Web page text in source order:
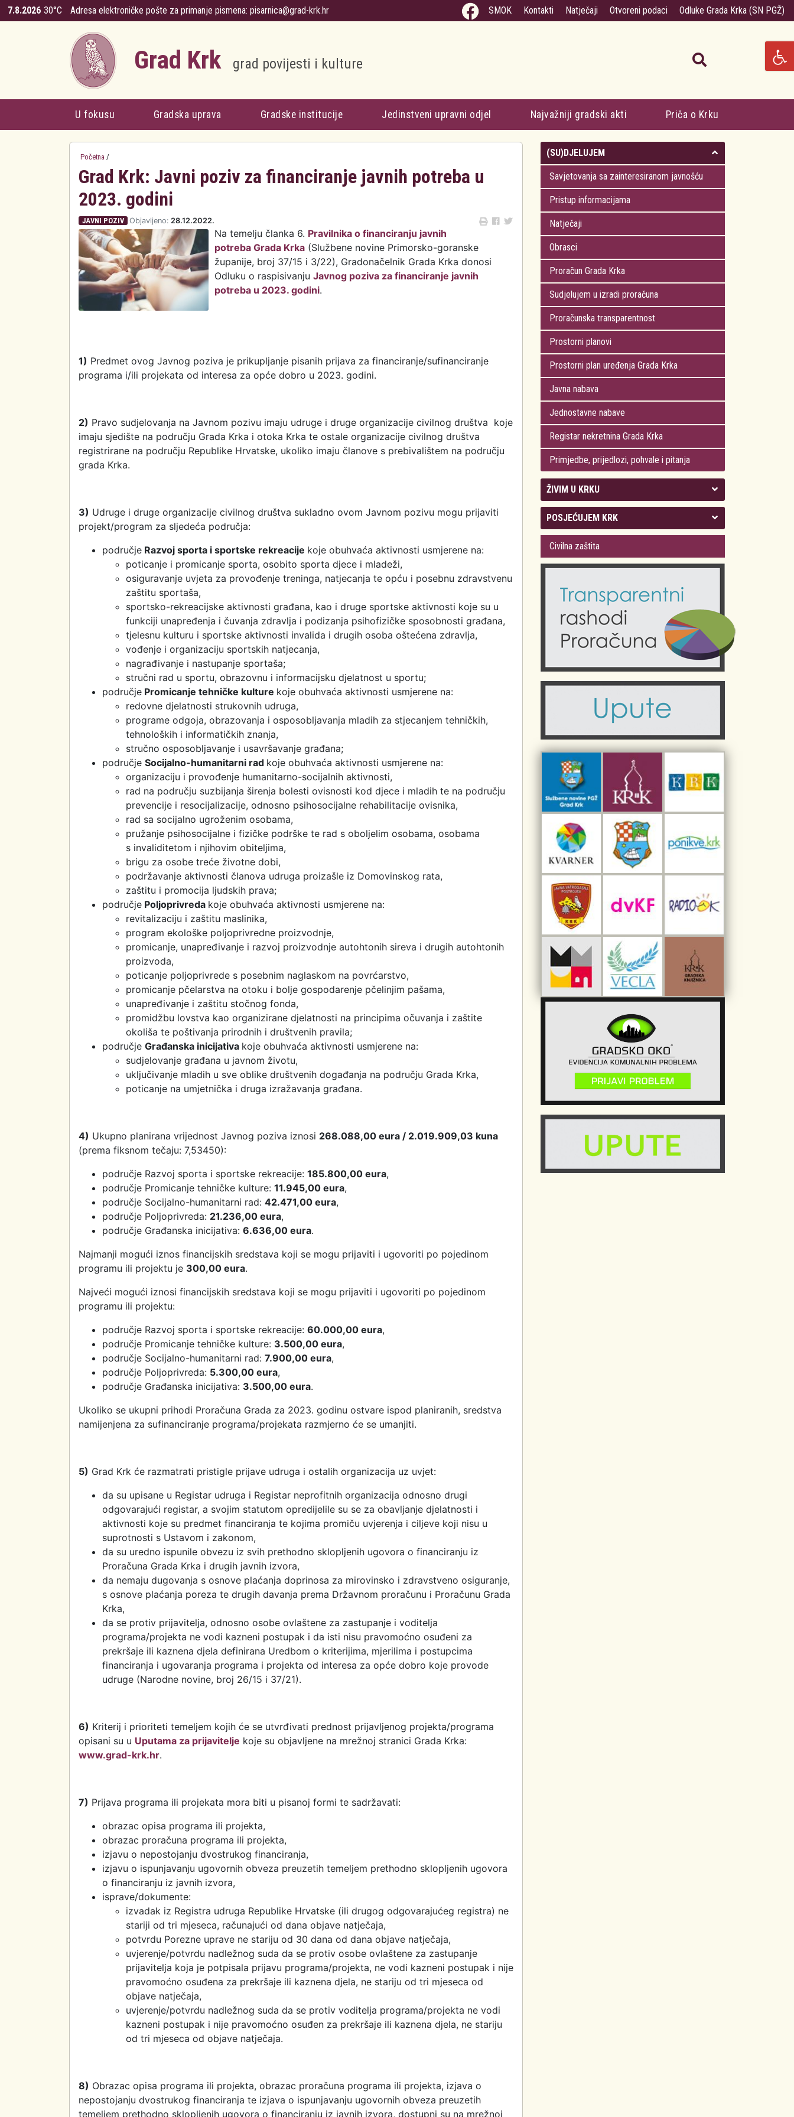
Skoči na glavni sadržaj
7.8.2026 30°C Adresa elektroničke pošte za primanje pismena: pisarnica@grad-krk.hr SMOK Kontakti Natječaji Otvoreni podaci Odluke Grada Krka (SN PGŽ)
Grad Krk grad povijesti i kulture
U fokusu Gradska uprava Gradske institucije Jedinstveni upravni odjel Najvažniji gradski akti Priča o Krku
Početna /
Grad Krk: Javni poziv za financiranje javnih potreba u
2023. godini
JAVNI POZIV Objavljeno: 28.12.2022.
Na temelju članka 6. Pravilnika o financiranju javnih
potreba Grada Krka (Službene novine Primorsko-goranske
županije, broj 37/15 i 3/22), Gradonačelnik Grada Krka donosi
Odluku o raspisivanju Javnog poziva za financiranje javnih
potreba u 2023. godini.
1) Predmet ovog Javnog poziva je prikupljanje pisanih prijava za financiranje/sufinanciranje
programa i/ili projekata od interesa za opće dobro u 2023. godini.
2) Pravo sudjelovanja na Javnom pozivu imaju udruge i druge organizacije civilnog društva koje
imaju sjedište na području Grada Krka i otoka Krka te ostale organizacije civilnog društva
registrirane na području Republike Hrvatske, ukoliko imaju članove s prebivalištem na području
grada Krka.
3) Udruge i druge organizacije civilnog društva sukladno ovom Javnom pozivu mogu prijaviti
projekt/program za sljedeća područja:
područje Razvoj sporta i sportske rekreacije koje obuhvaća aktivnosti usmjerene na:
poticanje i promicanje sporta, osobito sporta djece i mladeži,
osiguravanje uvjeta za provođenje treninga, natjecanja te opću i posebnu zdravstvenu
zaštitu sportaša,
sportsko-rekreacijske aktivnosti građana, kao i druge sportske aktivnosti koje su u
funkciji unapređenja i čuvanja zdravlja i podizanja psihofizičke sposobnosti građana,
tjelesnu kulturu i sportske aktivnosti invalida i drugih osoba oštećena zdravlja,
vođenje i organizaciju sportskih natjecanja,
nagrađivanje i nastupanje sportaša;
stručni rad u sportu, obrazovnu i informacijsku djelatnost u sportu;
područje Promicanje tehničke kulture koje obuhvaća aktivnosti usmjerene na:
redovne djelatnosti strukovnih udruga,
programe odgoja, obrazovanja i osposobljavanja mladih za stjecanjem tehničkih,
tehnoloških i informatičkih znanja,
stručno osposobljavanje i usavršavanje građana;
područje Socijalno-humanitarni rad koje obuhvaća aktivnosti usmjerene na:
organizaciju i provođenje humanitarno-socijalnih aktivnosti,
rad na području suzbijanja širenja bolesti ovisnosti kod djece i mladih te na području
prevencije i resocijalizacije, odnosno psihosocijalne rehabilitacije ovisnika,
rad sa socijalno ugroženim osobama,
pružanje psihosocijalne i fizičke podrške te rad s oboljelim osobama, osobama
s invaliditetom i njihovim obiteljima,
brigu za osobe treće životne dobi,
podržavanje aktivnosti članova udruga proizašle iz Domovinskog rata,
zaštitu i promocija ljudskih prava;
područje Poljoprivreda koje obuhvaća aktivnosti usmjerene na:
revitalizaciju i zaštitu maslinika,
program ekološke poljoprivredne proizvodnje,
promicanje, unapređivanje i razvoj proizvodnje autohtonih sireva i drugih autohtonih
proizvoda,
poticanje poljoprivrede s posebnim naglaskom na povrćarstvo,
promicanje pčelarstva na otoku i bolje gospodarenje pčelinjim pašama,
unapređivanje i zaštitu stočnog fonda,
promidžbu lovstva kao organizirane djelatnosti na principima očuvanja i zaštite
okoliša te poštivanja prirodnih i društvenih pravila;
područje Građanska inicijativa koje obuhvaća aktivnosti usmjerene na:
sudjelovanje građana u javnom životu,
uključivanje mladih u sve oblike društvenih događanja na području Grada Krka,
poticanje na umjetnička i druga izražavanja građana.
4) Ukupno planirana vrijednost Javnog poziva iznosi 268.088,00 eura / 2.019.909,03 kuna
(prema fiksnom tečaju: 7,53450):
područje Razvoj sporta i sportske rekreacije: 185.800,00 eura,
područje Promicanje tehničke kulture: 11.945,00 eura,
područje Socijalno-humanitarni rad: 42.471,00 eura,
područje Poljoprivreda: 21.236,00 eura,
područje Građanska inicijativa: 6.636,00 eura.
Najmanji mogući iznos financijskih sredstava koji se mogu prijaviti i ugovoriti po pojedinom
programu ili projektu je 300,00 eura.
Najveći mogući iznosi financijskih sredstava koji se mogu prijaviti i ugovoriti po pojedinom
programu ili projektu:
područje Razvoj sporta i sportske rekreacije: 60.000,00 eura,
područje Promicanje tehničke kulture: 3.500,00 eura,
područje Socijalno-humanitarni rad: 7.900,00 eura,
područje Poljoprivreda: 5.300,00 eura,
područje Građanska inicijativa: 3.500,00 eura.
Ukoliko se ukupni prihodi Proračuna Grada za 2023. godinu ostvare ispod planiranih, sredstva
namijenjena za sufinanciranje programa/projekata razmjerno će se umanjiti.
5) Grad Krk će razmatrati pristigle prijave udruga i ostalih organizacija uz uvjet:
da su upisane u Registar udruga i Registar neprofitnih organizacija odnosno drugi
odgovarajući registar, a svojim statutom opredijelile su se za obavljanje djelatnosti i
aktivnosti koje su predmet financiranja te kojima promiču uvjerenja i ciljeve koji nisu u
suprotnosti s Ustavom i zakonom,
da su uredno ispunile obvezu iz svih prethodno sklopljenih ugovora o financiranju iz
Proračuna Grada Krka i drugih javnih izvora,
da nemaju dugovanja s osnove plaćanja doprinosa za mirovinsko i zdravstveno osiguranje,
s osnove plaćanja poreza te drugih davanja prema Državnom proračunu i Proračunu Grada
Krka,
da se protiv prijavitelja, odnosno osobe ovlaštene za zastupanje i voditelja
programa/projekta ne vodi kazneni postupak i da isti nisu pravomoćno osuđeni za
prekršaje ili kaznena djela definirana Uredbom o kriterijima, mjerilima i postupcima
financiranja i ugovaranja programa i projekta od interesa za opće dobro koje provode
udruge (Narodne novine, broj 26/15 i 37/21).
6) Kriterij i prioriteti temeljem kojih će se utvrđivati prednost prijavljenog projekta/programa
opisani su u Uputama za prijavitelje koje su objavljene na mrežnoj stranici Grada Krka:
www.grad-krk.hr.
7) Prijava programa ili projekata mora biti u pisanoj formi te sadržavati:
obrazac opisa programa ili projekta,
obrazac proračuna programa ili projekta,
izjavu o nepostojanju dvostrukog financiranja,
izjavu o ispunjavanju ugovornih obveza preuzetih temeljem prethodno sklopljenih ugovora
o financiranju iz javnih izvora,
isprave/dokumente:
izvadak iz Registra udruga Republike Hrvatske (ili drugog odgovarajućeg registra) ne
stariji od tri mjeseca, računajući od dana objave natječaja,
potvrdu Porezne uprave ne stariju od 30 dana od dana objave natječaja,
uvjerenje/potvrdu nadležnog suda da se protiv osobe ovlaštene za zastupanje
prijavitelja koja je potpisala prijavu programa/projekta, ne vodi kazneni postupak i nije
pravomoćno osuđena za prekršaje ili kaznena djela, ne stariju od tri mjeseca od
objave natječaja,
uvjerenje/potvrdu nadležnog suda da se protiv voditelja programa/projekta ne vodi
kazneni postupak i nije pravomoćno osuđen za prekršaje ili kaznena djela, ne stariju
od tri mjeseca od objave natječaja.
8) Obrazac opisa programa ili projekta, obrazac proračuna programa ili projekta, izjava o
nepostojanju dvostrukog financiranja te izjava o ispunjavanju ugovornih obveza preuzetih
temeljem prethodno sklopljenih ugovora o financiranju iz javnih izvora, dostupni su na mrežnoj
(SU)DJELUJEM
Savjetovanja sa zainteresiranom javnošću
Pristup informacijama
Natječaji
Obrasci
Proračun Grada Krka
Sudjelujem u izradi proračuna
Proračunska transparentnost
Prostorni planovi
Prostorni plan uređenja Grada Krka
Javna nabava
Jednostavne nabave
Registar nekretnina Grada Krka
Primjedbe, prijedlozi, pohvale i pitanja
ŽIVIM U KRKU
Kolegij gradonačelnika
Gradsko vijeće
Odluke Grada Krka (Službene novine PGŽ)
Obrazovanje
Komunalne usluge
Civilni sektor (arhiva udruga)
Sport i rekreacija
POSJEĆUJEM KRK
Plan Grada Krka
Krk 360° VR panorama
Krk uživo
Fotogalerije
Kalendar događanja
Turistička zajednica otoka Krka
Kulturno-turistička ruta Putovima Frankopana
Dar iz Krka
Interpretacijski centar pomorske baštine
Civilna zaštita